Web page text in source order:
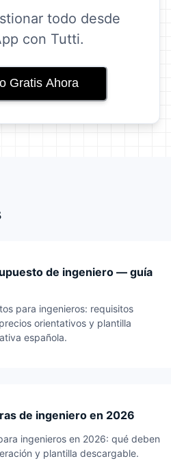
todo desde
con Tutti.
Gratis Ahora
de ingeniero — guía
para ingenieros: requisitos
orientativos y plantilla
española.
de ingeniero en 2026
ingenieros en 2026: qué deben
y plantilla descargable.